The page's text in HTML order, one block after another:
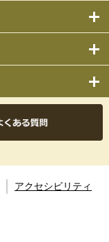
アクセシビリティ